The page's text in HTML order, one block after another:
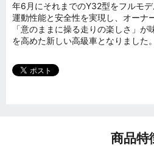
年6月にそれまでのY32型をフルモ
運動性能と安全性を実現し、オーナ
「意のままに操る走りの楽しさ」
を高めた新しい高級車となりました。
商品特